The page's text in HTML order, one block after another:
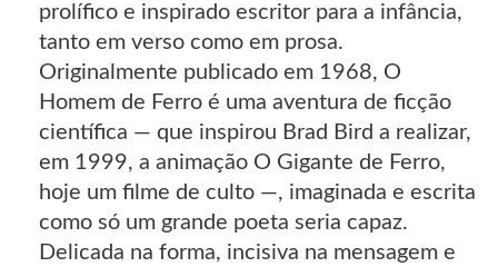
prolífico e inspirado escritor para a infância,
tanto em verso como em prosa.
Originalmente publicado em 1968, O
Homem de Ferro é uma aventura de ficção
científica — que inspirou Brad Bird a realizar,
em 1999, a animação O Gigante de Ferro,
hoje um filme de culto —, imaginada e escrita
como só um grande poeta seria capaz.
Delicada na forma, incisiva na mensagem e